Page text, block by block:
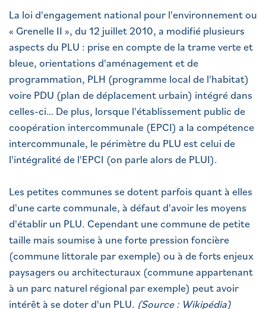
La loi d'engagement national pour l'environnement ou
« Grenelle II », du 12 juillet 2010, a modifié plusieurs
aspects du PLU : prise en compte de la trame verte et
bleue, orientations d'aménagement et de
programmation, PLH (programme local de l'habitat)
voire PDU (plan de déplacement urbain) intégré dans
celles-ci… De plus, lorsque l'établissement public de
coopération intercommunale (EPCI) a la compétence
intercommunale, le périmètre du PLU est celui de
l'intégralité de l'EPCI (on parle alors de PLUI).
Les petites communes se dotent parfois quant à elles
d'une carte communale, à défaut d'avoir les moyens
d'établir un PLU. Cependant une commune de petite
taille mais soumise à une forte pression foncière
(commune littorale par exemple) ou à de forts enjeux
paysagers ou architecturaux (commune appartenant
à un parc naturel régional par exemple) peut avoir
intérêt à se doter d'un PLU. (Source : Wikipédia)